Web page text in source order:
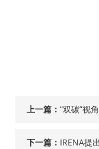
上一篇： “双碳”视
下一篇： IRENA提